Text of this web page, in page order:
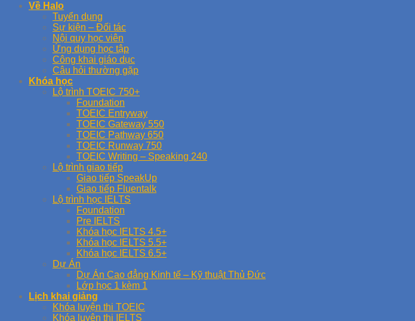
Về Halo
Tuyển dụng
Sự kiện – Đối tác
Nội quy học viên
Ứng dụng học tập
Công khai giáo dục
Câu hỏi thường gặp
Khóa học
Lộ trình TOEIC 750+
Foundation
TOEIC Entryway
TOEIC Gateway 550
TOEIC Pathway 650
TOEIC Runway 750
TOEIC Writing – Speaking 240
Lộ trình giao tiếp
Giao tiếp SpeakUp
Giao tiếp Fluentalk
Lộ trình học IELTS
Foundation
Pre IELTS
Khóa học IELTS 4.5+
Khóa học IELTS 5.5+
Khóa học IELTS 6.5+
Dự Án
Dự Án Cao đẳng Kinh tế – Kỹ thuật Thủ Đức
Lớp học 1 kèm 1
Lịch khai giảng
Khóa luyện thi TOEIC
Khóa luyện thi IELTS